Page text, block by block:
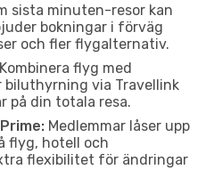
sista minuten-resor kan
bokningar i förväg
och fler flygalternativ.
Kombinera flyg med
biluthyrning via Travellink
på din totala resa.
Medlemmar låser upp
flyg, hotell och
flexibilitet för ändringar